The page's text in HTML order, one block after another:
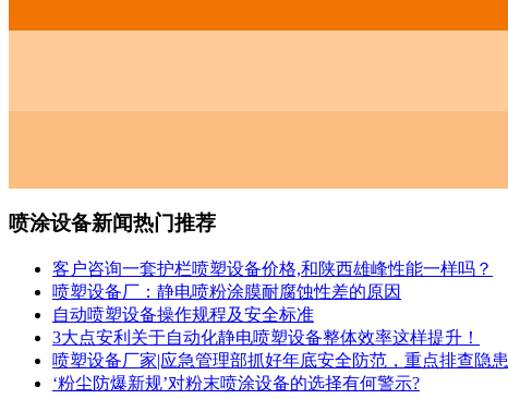
喷涂设备新闻热门推荐
客户咨询一套护栏喷塑设备价格,和陕西雄峰性能一样吗？
喷塑设备厂：静电喷粉涂膜耐腐蚀性差的原因
自动喷塑设备操作规程及安全标准
3大点安利关于自动化静电喷塑设备整体效率这样提升！
喷塑设备厂家|应急管理部抓好年底安全防范，重点排查隐患
‘粉尘防爆新规’对粉末喷涂设备的选择有何警示?